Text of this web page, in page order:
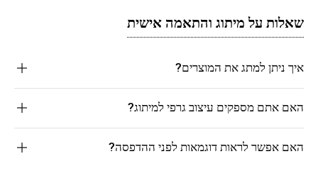
שאלות על מיתוג והתאמה אישית
איך ניתן למתג את המוצרים?
האם אתם מספקים עיצוב גרפי למיתוג?
האם אפשר לראות דוגמאות לפני ההדפסה?